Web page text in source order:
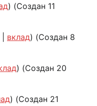
(Создан 11
вклад
(Создан 8
(Создан 20
(Создан 21